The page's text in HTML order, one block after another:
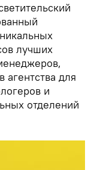
лучших
агентства для
и
отделений